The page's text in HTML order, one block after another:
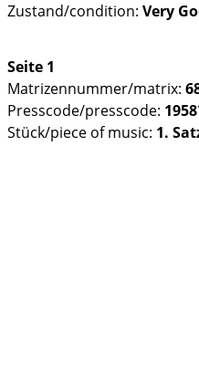
Zustand/condition: Very
Seite 1
Matrizennummer/matrix:
Presscode/presscode:
Stück/piece of music: 1.